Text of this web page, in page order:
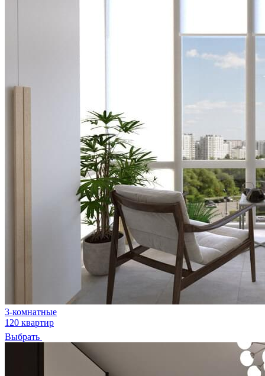
3-комнатные
120 квартир
Выбрать